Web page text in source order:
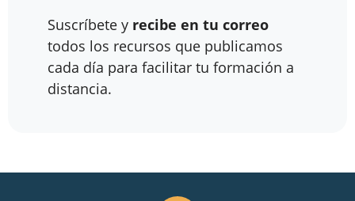
Suscríbete y recibe en tu correo
todos los recursos que publicamos
cada día para facilitar tu formación a
distancia.